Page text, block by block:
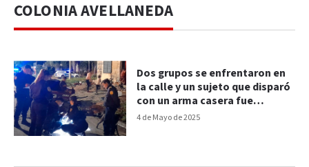
COLONIA AVELLANEDA
4 de Mayo de 2025
Dos grupos se enfrentaron en
la calle y un sujeto que disparó
con un arma casera fue
detenido